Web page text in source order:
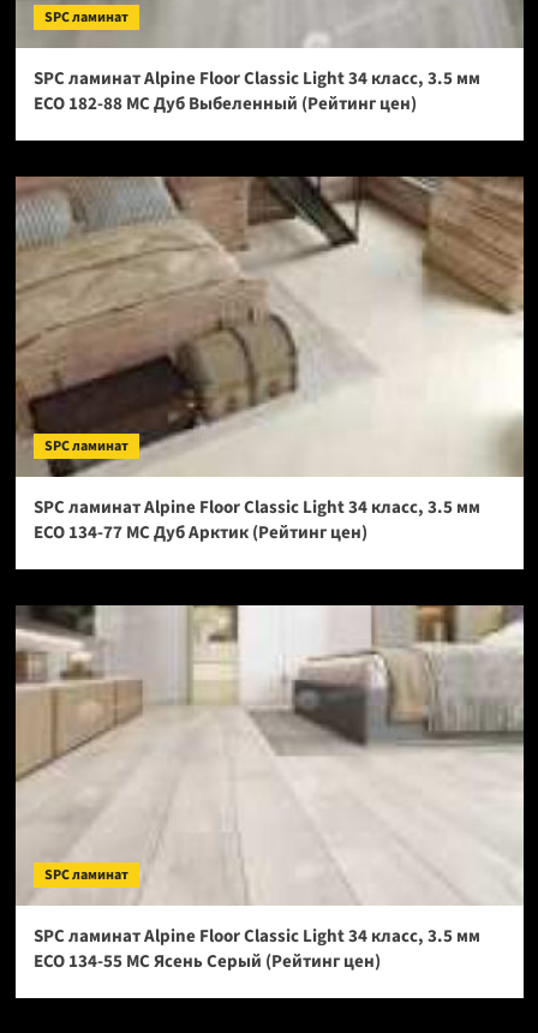
SPC ламинат
SPC ламинат Alpine Floor Classic Light 34 класс, 3.5 мм
ECO 182-88 МС Дуб Выбеленный (Рейтинг цен)
SPC ламинат
SPC ламинат Alpine Floor Classic Light 34 класс, 3.5 мм
ECO 134-77 МС Дуб Арктик (Рейтинг цен)
SPC ламинат
SPC ламинат Alpine Floor Classic Light 34 класс, 3.5 мм
ECO 134-55 МС Ясень Серый (Рейтинг цен)